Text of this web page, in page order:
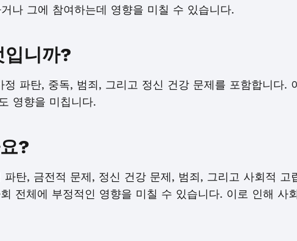
나 그에 참여하는데 영향을 미칠 수 있습니다.
입니까?
파탄, 중독, 범죄, 그리고 정신 건강 문제를 포함합니다.
영향을 미칩니다.
?
탄, 금전적 문제, 정신 건강 문제, 범죄, 그리고 사회적 고
전체에 부정적인 영향을 미칠 수 있습니다. 이로 인해 사회